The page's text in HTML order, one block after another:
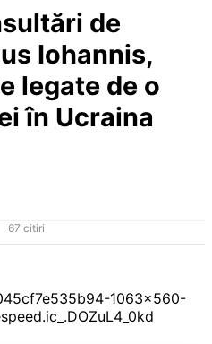
de
Iohannis,
legate de o
în Ucraina
67 citiri